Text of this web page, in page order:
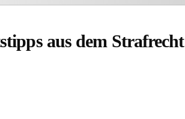
aus dem Strafrecht